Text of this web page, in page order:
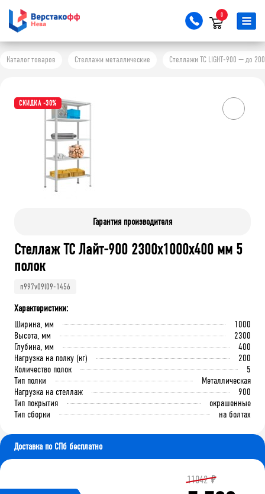
0
Каталог товаров Стеллажи металлические Стеллажи ТС LIGHT-900 — до
СКИДКА -30%
Гарантия производителя
Стеллаж ТС Лайт-900 2300х1000х400 мм 5
полок
n997v09l09-1456
Характеристики:
Ширина, мм
1000
Высота, мм
2300
Глубина, мм
400
Нагрузка на полку (кг)
200
Количество полок
5
Тип полки
Металлическая
Нагрузка на стеллаж
900
Тип покрытия
окрашенные
Тип сборки
на болтах
Доставка по СПб бесплатно
11042 ₽